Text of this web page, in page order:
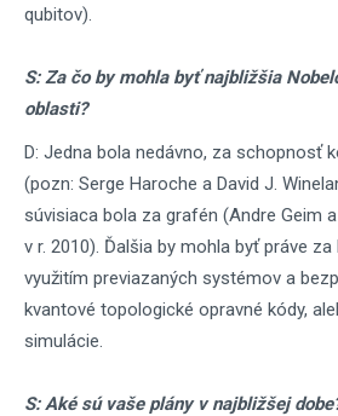
qubitov).
S: Za čo by mohla byť najbližšia
oblasti?
D: Jedna bola nedávno, za schopnosť
(pozn: Serge Haroche a David J.
súvisiaca bola za grafén (Andre Geim
v r. 2010). Ďalšia by mohla byť práve
využitím previazaných systémov a
kvantové topologické opravné kódy,
simulácie.
S: Aké sú vaše plány v najbližšej